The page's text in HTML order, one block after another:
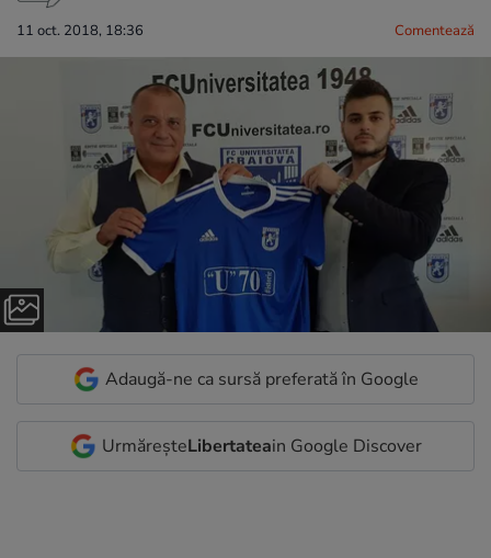
11 oct. 2018, 18:36 Comentează
Adaugă-ne ca sursă preferată în Google
UrmăreșteLibertateain Google Discover